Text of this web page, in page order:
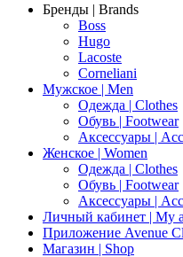
Бренды | Brands
Boss
Hugo
Lacoste
Corneliani
Мужское | Men
Одежда | Clothes
Обувь | Footwear
Аксессуары |
Женское | Women
Одежда | Clothes
Обувь | Footwear
Аксессуары |
Личный кабинет | My
Приложение Avenue
Магазин | Shop